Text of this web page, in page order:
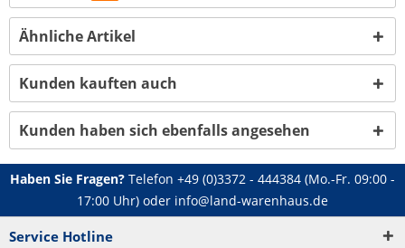
Ähnliche Artikel
Kunden kauften auch
Kunden haben sich ebenfalls angesehen
Haben Sie Fragen? Telefon +49 (0)3372 - 444384 (Mo.-Fr. 09:00 -
17:00 Uhr) oder info@land-warenhaus.de
Service Hotline